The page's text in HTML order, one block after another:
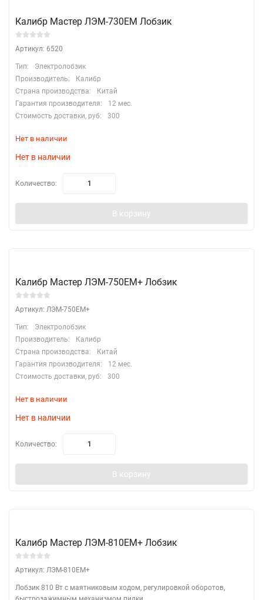
Калибр Мастер ЛЭМ-730ЕМ Лобзик
Артикул: 6520
Тип:
Электролобзик
Производитель:
Калибр
Страна производства:
Китай
Гарантия производителя:
12 мес.
Стоимость доставки, руб:
300
Нет в наличии
Нет в наличии
Количество:
В корзину
Калибр Мастер ЛЭМ-750ЕМ+ Лобзик
Артикул: ЛЭМ-750ЕМ+
Тип:
Электролобзик
Производитель:
Калибр
Страна производства:
Китай
Гарантия производителя:
12 мес.
Стоимость доставки, руб:
300
Нет в наличии
Нет в наличии
Количество:
В корзину
Калибр Мастер ЛЭМ-810ЕМ+ Лобзик
Артикул: ЛЭМ-810ЕМ+
Лобзик 810 Вт с маятниковым ходом, регулировкой оборотов,